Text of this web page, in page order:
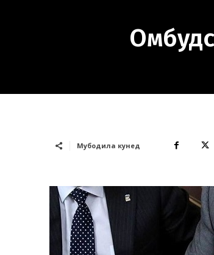
Мубодила кунед